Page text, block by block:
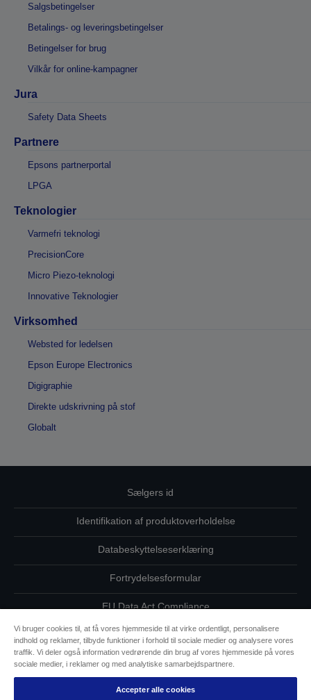
Salgsbetingelser
Betalings- og leveringsbetingelser
Betingelser for brug
Vilkår for online-kampagner
Jura
Safety Data Sheets
Partnere
Epsons partnerportal
LPGA
Teknologier
Varmefri teknologi
PrecisionCore
Micro Piezo-teknologi
Innovative Teknologier
Virksomhed
Websted for ledelsen
Epson Europe Electronics
Digigraphie
Direkte udskrivning på stof
Globalt
Sælgers id
Identifikation af produktoverholdelse
Databeskyttelseserklæring
Fortrydelsesformular
EU Data Act Compliance
Kontakt os vedrørende dine data
Oplysninger om cookies
Epsons forpligtelse til tilgængelighed
Vi bruger cookies til, at få vores hjemmeside til at virke ordentligt, personalisere
indhold og reklamer, tilbyde funktioner i forhold til sociale medier og analysere vores
traffik. Vi deler også information vedrørende din brug af vores hjemmeside på vores
sociale medier, i reklamer og med analytiske samarbejdspartnere.
Accepter alle cookies